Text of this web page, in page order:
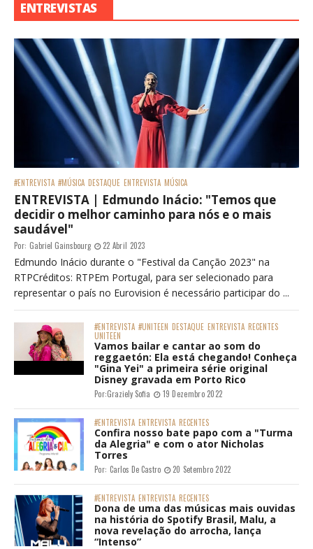
ENTREVISTAS
#ENTREVISTA #MÚSICA DESTAQUE ENTREVISTA MÚSICA
ENTREVISTA | Edmundo Inácio: "Temos que
decidir o melhor caminho para nós e o mais
saudável"
Por: Gabriel Gainsbourg 22 Abril 2023
Edmundo Inácio durante o "Festival da Canção 2023" na
RTPCréditos: RTPEm Portugal, para ser selecionado para
representar o país no Eurovision é necessário participar do ...
#ENTREVISTA #UNITEEN DESTAQUE ENTREVISTA RECENTES
UNITEEN
Vamos bailar e cantar ao som do
reggaetón: Ela está chegando! Conheça
"Gina Yei" a primeira série original
Disney gravada em Porto Rico
Por:Graziely Sofia 19 Dezembro 2022
#ENTREVISTA ENTREVISTA RECENTES
Confira nosso bate papo com a "Turma
da Alegria" e com o ator Nicholas
Torres
Por: Carlos De Castro 20 Setembro 2022
#ENTREVISTA ENTREVISTA RECENTES
Dona de uma das músicas mais ouvidas
na história do Spotify Brasil, Malu, a
nova revelação do arrocha, lança
“Intenso”